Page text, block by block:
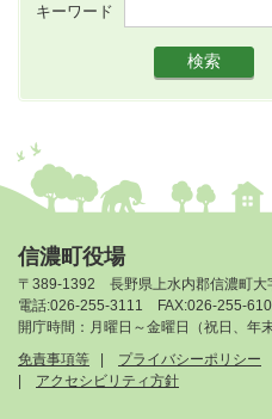
キーワード
信濃町役場
〒389-1392 長野県上水内郡信濃町大
電話:026-255-3111 FAX:026-255-
開庁時間：月曜日～金曜日（祝日、年
免責事項等
プライバシーポリシー
アクセシビリティ方針